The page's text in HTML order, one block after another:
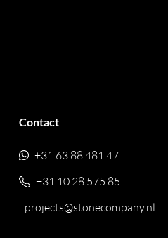
Contact
+31 63 88 481 47
+31 10 28 575 85
projects@stonecompany.nl